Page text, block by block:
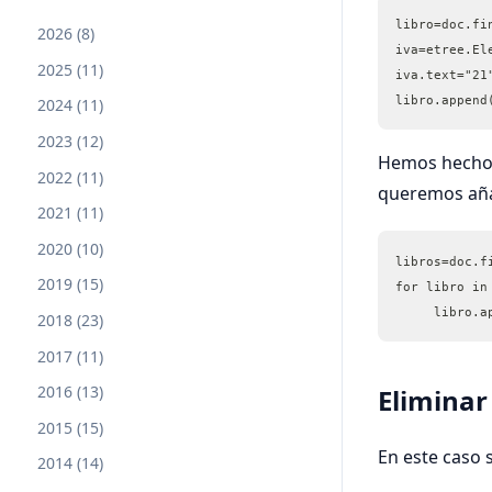
2026 (8)
2025 (11)
2024 (11)
2023 (12)
2022 (11)
2021 (11)
2020 (10)
2019 (15)
2018 (23)
2017 (11)
2016 (13)
2015 (15)
2014 (14)
Hemos
queremos
for libro in
En este